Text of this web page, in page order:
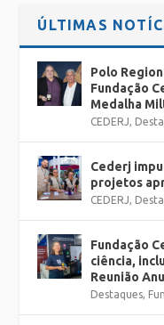
ÚLTIMAS
Polo
Fundação
Medalha
CEDERJ,
Cederj
projetos
CEDERJ,
Fundação
ciência,
Reunião
Destaques,